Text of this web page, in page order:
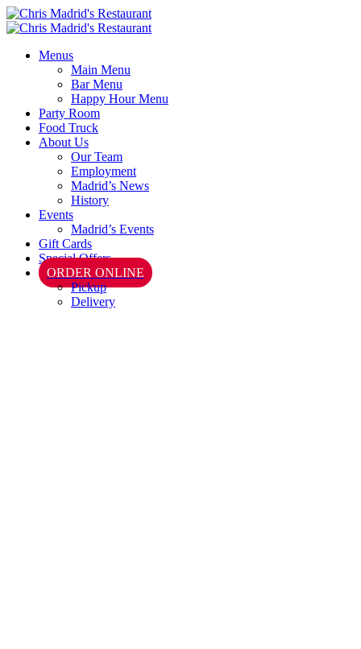
Menus
Main Menu
Bar Menu
Happy Hour Menu
Party Room
Food Truck
About Us
Our Team
Employment
Madrid’s News
History
Events
Madrid’s Events
Gift Cards
Special Offers
ORDER ONLINE
Pickup
Delivery